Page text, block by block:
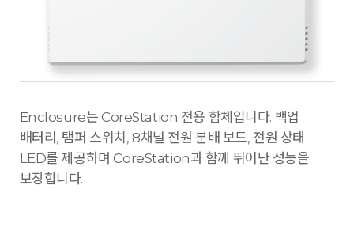
Enclosure는 CoreStation 전용 함체입니다. 백업
배터리, 탬퍼 스위치, 8채널 전원 분배 보드, 전원 상태
LED를 제공하며 CoreStation과 함께 뛰어난 성능을
보장합니다.